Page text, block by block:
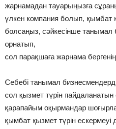
жарнамадан тауарыңызға
үлкен компания болып, қымбат
болсаңыз, сәйкесінше танымал
орнатып,
сол парақшаға жарнама
Себебі танымал
сол қызмет түрін
қарапайым оқырмандар
қымбат қызмет түрін ескермеуі